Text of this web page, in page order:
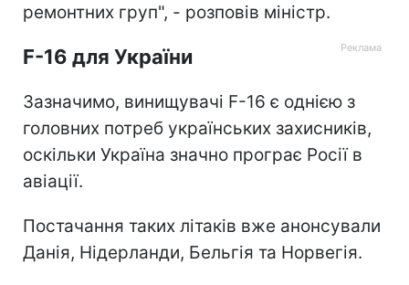
ремонтних груп", - розповів міністр.
F-16 для України
Зазначимо, винищувачі F-16 є однією з
головних потреб українських захисників,
оскільки Україна значно програє Росії в
авіації.
Постачання таких літаків вже анонсували
Данія, Нідерланди, Бельгія та Норвегія.